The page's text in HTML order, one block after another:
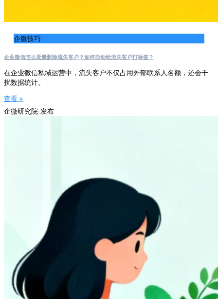
企微技巧
企业微信怎么批量删除流失客户？如何自动给流失客户打标签？
在企业微信私域运营中，流失客户不仅占用外部联系人名额，还会干
扰数据统计。
查看 »
企微研究院-发布